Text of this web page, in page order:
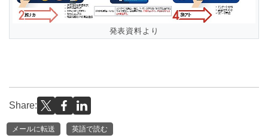
発表資料より
Share:
メールに転送 英語で読む